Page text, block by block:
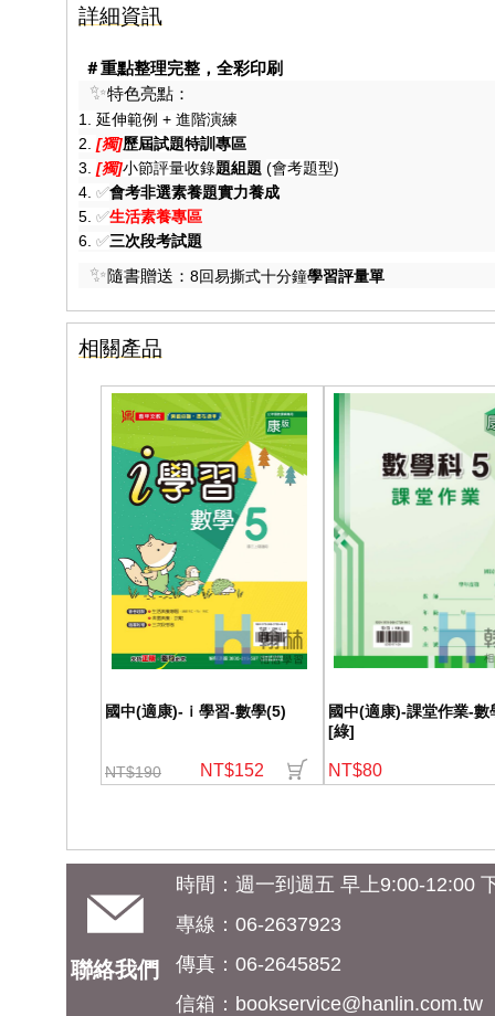
詳細資訊
＃重點整理完整，全彩印刷
✨特色亮點：
1. 延伸範例 + 進階演練
2. [獨]歷屆試題特訓專區
3. [獨]小節評量收錄題組題 (會考題型)
4. ✅會考非選素養題實力養成
5. ✅生活素養專區
6. ✅三次段考試題
✨隨書贈送： 8回易撕式十分鐘學習評量單
相關產品
國中(適康)-ｉ學習-數學(5)
NT$190 NT$152
國中(適康)-課堂作業-數
[綠]
NT$80
聯絡我們
時間：週一到週五 早上9:00-12:00
專線：06-2637923
傳真：06-2645852
信箱： bookservice@hanlin.com.tw